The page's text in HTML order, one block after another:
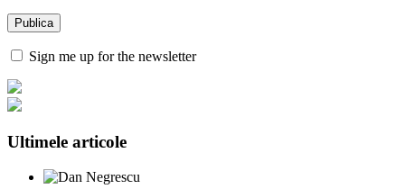
Sign me up for the newsletter
Ultimele articole